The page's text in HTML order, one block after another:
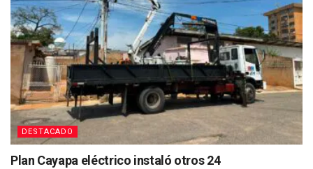
DESTACADO
Plan Cayapa eléctrico instaló otros 24